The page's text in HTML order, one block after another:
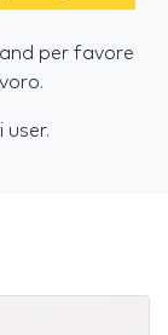
per favore
user.